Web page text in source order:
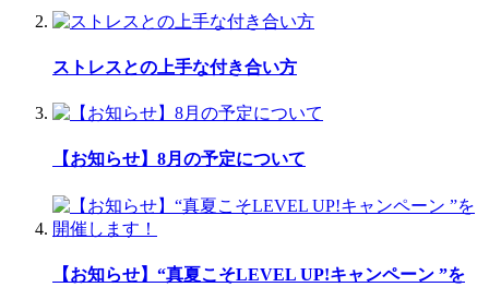
ストレスとの上手な付き合い方
【お知らせ】8月の予定について
【お知らせ】“真夏こそLEVEL UP!キャンペーン ”を